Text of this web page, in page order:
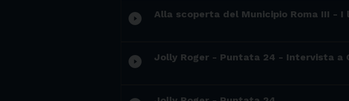
play_circle_filled Alla scoperta del Municipio Roma III -
play_circle_filled Jolly Roger - Puntata 24 - Intervista a